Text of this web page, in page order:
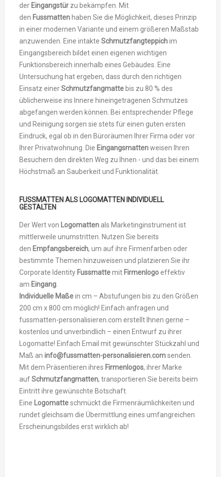
der Eingangstür zu bekämpfen. Mit
den Fussmattenhaben Sie die Möglichkeit, dieses Prinzip
in einer modernen Variante und einem größeren Maßstab
anzuwenden. Eine intakte Schmutzfangteppichim
Eingangsbereich bildet einen eigenen wichtigen
Funktionsbereich innerhalb eines Gebäudes. Eine
Untersuchung hat ergeben, dass durch den richtigen
Einsatz einerSchmutzfangmattebis zu 80 % des
üblicherweise ins Innere hineingetragenen Schmutzes
abgefangen werden können. Bei entsprechender Pflege
und Reinigung sorgen sie stets für einen guten ersten
Eindruck, egal ob in den Büroräumen Ihrer Firma oder vor
Ihrer Privatwohnung. Die Eingangsmattenweisen Ihren
Besuchern den direkten Weg zu Ihnen - und das bei einem
Höchstmaß an Sauberkeit und Funktionalität.
FUSSMATTENALS LOGOMATTEN INDIVIDUELL
GESTALTEN
Der Wert von Logomatten als Marketinginstrument ist
mittlerweile unumstritten. Nutzen Sie bereits
den Empfangsbereich, um auf ihre Firmenfarben oder
bestimmte Themen hinzuweisen und platzieren Sie ihr
Corporate Identity Fussmattemit Firmenlogoeffektiv
am Eingang
Individuelle Maßein cm – Abstufungen bis zu den Größen
200 cm x 800 cm möglich! Einfach anfragen und
fussmatten-personalisieren.com erstellt Ihnen gerne –
kostenlos und unverbindlich – einen Entwurf zu ihrer
Logomatte! Einfach Email mit gewünschter Stückzahl und
Maß an info@fussmatten-personalisieren.comsenden.
Mit dem Präsentieren ihres Firmenlogos, ihrer Marke
aufSchmutzfangmatten, transportieren Sie bereits beim
Eintritt ihre gewünschte Botschaft.
Eine Logomatteschmückt die Firmenräumlichkeiten und
rundet gleichsam die Übermittlung eines umfangreichen
Erscheinungsbildes erst wirklich ab!